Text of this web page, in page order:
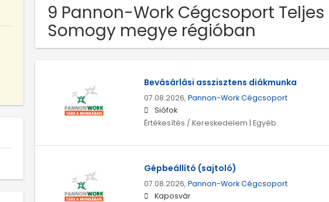
9 Pannon-Work Cégcsoport
Somogy megye régióban
Bevásárlási asszisztens diákmunka
07.08.2026, Pannon-Work Cégcsoport
Siófok
Értékesítés / Kereskedelem | Egyéb
Gépbeállító (sajtoló)
07.08.2026, Pannon-Work Cégcsoport
Kaposvár